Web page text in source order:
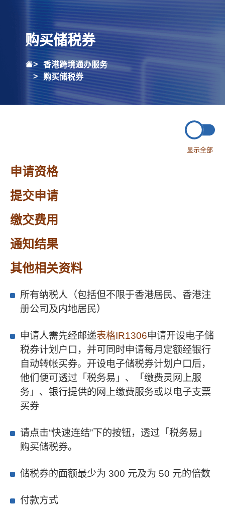
购买储税券
香港跨境通办服务
购买储税券
显示全部
申请资格
提交申请
缴交费用
通知结果
其他相关资料
所有纳税人（包括但不限于香港居民、香港注
册公司及内地居民）
申请人需先经邮递表格IR1306申请开设电子储
税券计划户口，并可同时申请每月定额经银行
自动转帐买券。开设电子储税券计划户口后，
他们便可透过「税务易」、「缴费灵网上服
务」、银行提供的网上缴费服务或以电子支票
买券
请点击“快速连结”下的按钮，透过「税务易」
购买储税券。
储税券的面额最少为 300 元及为 50 元的倍数
付款方式